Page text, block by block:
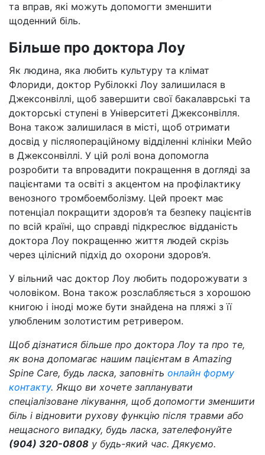
та вправ, які можуть допомогти зменшити
щоденний біль.
Більше про доктора Лоу
Як людина, яка любить культуру та клімат
Флориди, доктор Рубілоккі Лоу залишилася в
Джексонвіллі, щоб завершити свої бакалаврські та
докторські ступені в Університеті Джексонвілля.
Вона також залишилася в місті, щоб отримати
досвід у післяопераційному відділенні клініки Мейо
в Джексонвіллі. У цій ролі вона допомогла
розробити та впровадити покращення в догляді за
пацієнтами та освіті з акцентом на профілактику
венозного тромбоемболізму. Цей проект має
потенціал покращити здоров’я та безпеку пацієнтів
по всій країні, що справді підкреслює відданість
доктора Лоу покращенню життя людей скрізь
через цілісний підхід до охорони здоров’я.
У вільний час доктор Лоу любить подорожувати з
чоловіком. Вона також розслабляється з хорошою
книгою і іноді може бути знайдена на пляжі з її
улюбленим золотистим ретривером.
Щоб дізнатися більше про доктора Лоу та про те,
як вона допомагає нашим пацієнтам в Amazing
Spine Care, будь ласка, заповніть онлайн форму
контакту. Якщо ви хочете запланувати
спеціалізоване лікування, щоб допомогти зменшити
біль і відновити рухову функцію після травми або
нещасного випадку, будь ласка, зателефонуйте
(904) 320-0808 у будь-який час. Дякуємо.